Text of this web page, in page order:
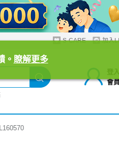
S-CARE 加入
登入
會
。 瞭解更多